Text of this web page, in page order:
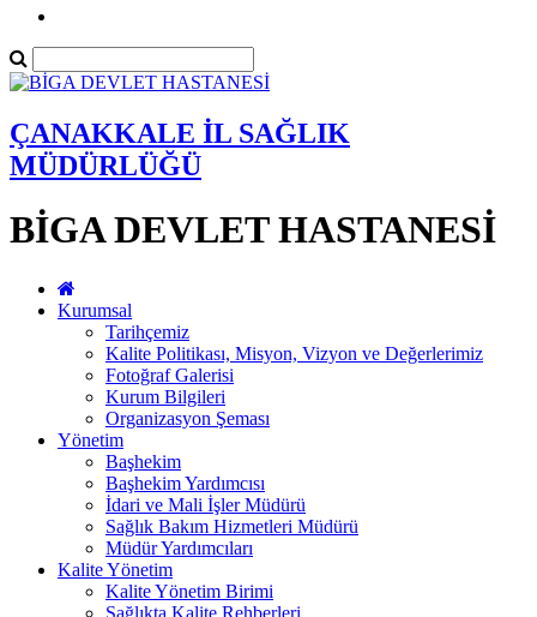
ÇANAKKALE İL SAĞLIK
MÜDÜRLÜĞÜ
BİGA DEVLET HASTANESİ
Kurumsal
Tarihçemiz
Kalite Politikası, Misyon, Vizyon ve Değerlerimiz
Fotoğraf Galerisi
Kurum Bilgileri
Organizasyon Şeması
Yönetim
Başhekim
Başhekim Yardımcısı
İdari ve Mali İşler Müdürü
Sağlık Bakım Hizmetleri Müdürü
Müdür Yardımcıları
Kalite Yönetim
Kalite Yönetim Birimi
Sağlıkta Kalite Rehberleri